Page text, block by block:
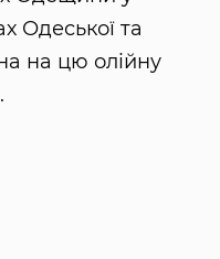
Одеської та
на цю олійну